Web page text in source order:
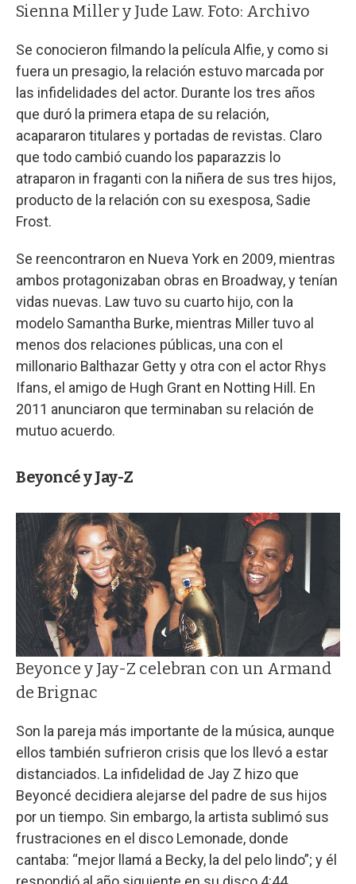
Sienna Miller y Jude Law. Foto: Archivo
Se conocieron filmando la película Alfie, y como si
fuera un presagio, la relación estuvo marcada por
las infidelidades del actor. Durante los tres años
que duró la primera etapa de su relación,
acapararon titulares y portadas de revistas. Claro
que todo cambió cuando los paparazzis lo
atraparon in fraganti con la niñera de sus tres hijos,
producto de la relación con su exesposa, Sadie
Frost.
Se reencontraron en Nueva York en 2009, mientras
ambos protagonizaban obras en Broadway, y tenían
vidas nuevas. Law tuvo su cuarto hijo, con la
modelo Samantha Burke, mientras Miller tuvo al
menos dos relaciones públicas, una con el
millonario Balthazar Getty y otra con el actor Rhys
Ifans, el amigo de Hugh Grant en Notting Hill. En
2011 anunciaron que terminaban su relación de
mutuo acuerdo.
Beyoncé y Jay-Z
Beyonce y Jay-Z celebran con un Armand
de Brignac
Son la pareja más importante de la música, aunque
ellos también sufrieron crisis que los llevó a estar
distanciados. La infidelidad de Jay Z hizo que
Beyoncé decidiera alejarse del padre de sus hijos
por un tiempo. Sin embargo, la artista sublimó sus
frustraciones en el disco Lemonade, donde
cantaba: “mejor llamá a Becky, la del pelo lindo”; y él